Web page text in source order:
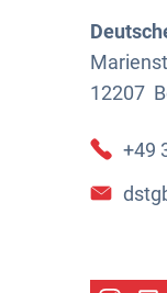
12207
+49